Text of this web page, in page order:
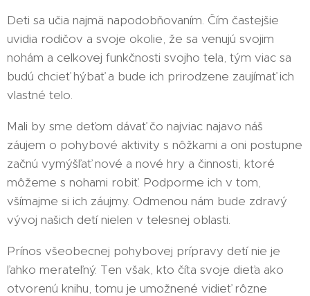
Deti sa učia najmä napodobňovaním. Čím častejšie
uvidia rodičov a svoje okolie, že sa venujú svojim
nohám a celkovej funkčnosti svojho tela, tým viac sa
budú chcieť hýbať a bude ich prirodzene zaujímať ich
vlastné telo.
Mali by sme deťom dávať čo najviac najavo náš
záujem o pohybové aktivity s nôžkami a oni postupne
začnú vymýšľať nové a nové hry a činnosti, ktoré
môžeme s nohami robiť. Podporme ich v tom,
všímajme si ich záujmy. Odmenou nám bude zdravý
vývoj našich detí nielen v telesnej oblasti.
Prínos všeobecnej pohybovej prípravy detí nie je
ľahko merateľný. Ten však, kto číta svoje dieťa ako
otvorenú knihu, tomu je umožnené vidieť rôzne